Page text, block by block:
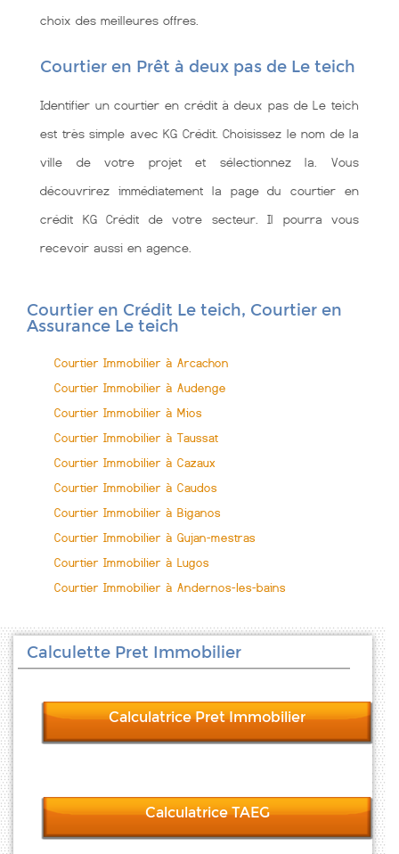
choix des meilleures offres.
Courtier en Prêt à deux pas de Le teich
Identifier un courtier en crédit à deux pas de Le teich
est très simple avec KG Crédit. Choisissez le nom de la
ville de votre projet et sélectionnez la. Vous
découvrirez immédiatement la page du courtier en
crédit KG Crédit de votre secteur. Il pourra vous
recevoir aussi en agence.
Courtier en Crédit Le teich, Courtier en
Assurance Le teich
Courtier Immobilier à Arcachon
Courtier Immobilier à Audenge
Courtier Immobilier à Mios
Courtier Immobilier à Taussat
Courtier Immobilier à Cazaux
Courtier Immobilier à Caudos
Courtier Immobilier à Biganos
Courtier Immobilier à Gujan-mestras
Courtier Immobilier à Lugos
Courtier Immobilier à Andernos-les-bains
Calculette Pret Immobilier
Calculatrice Pret Immobilier
Calculatrice TAEG